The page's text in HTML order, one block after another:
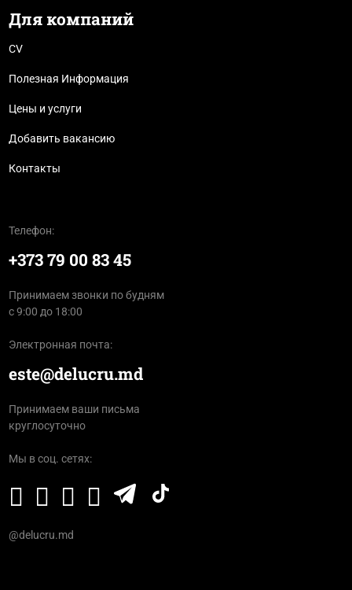
Для компаний
CV
Полезная Информация
Цены и услуги
Добавить вакансию
Контакты
Телефон:
+373 79 00 83 45
Принимаем звонки по будням
с 9:00 до 18:00
Электронная почта:
este@delucru.md
Принимаем ваши письма
круглосуточно
Мы в соц. сетях:
@delucru.md